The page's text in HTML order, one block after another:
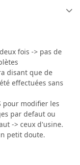
fois -> pas de
disant que de
effectuées sans
pour modifier les
par defaut ou
-> ceux d'usine.
petit doute.